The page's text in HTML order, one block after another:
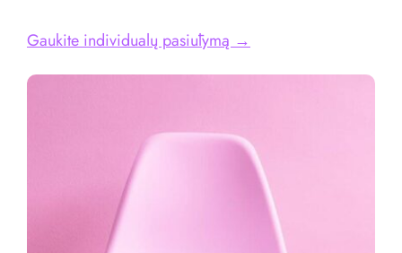
Gaukite individualų pasiūlymą →